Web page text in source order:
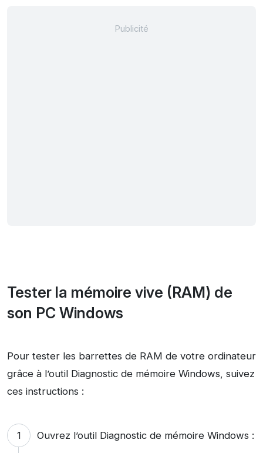
Tester la mémoire vive (RAM) de
son PC Windows
Pour tester les barrettes de RAM de votre ordinateur
grâce à l’outil Diagnostic de mémoire Windows, suivez
ces instructions :
Ouvrez l’outil Diagnostic de mémoire Windows :